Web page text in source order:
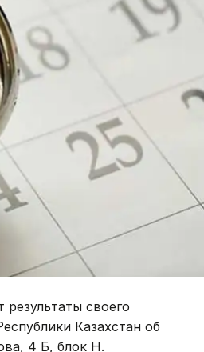
своего
Казахстан об
4 Б, блок Н.